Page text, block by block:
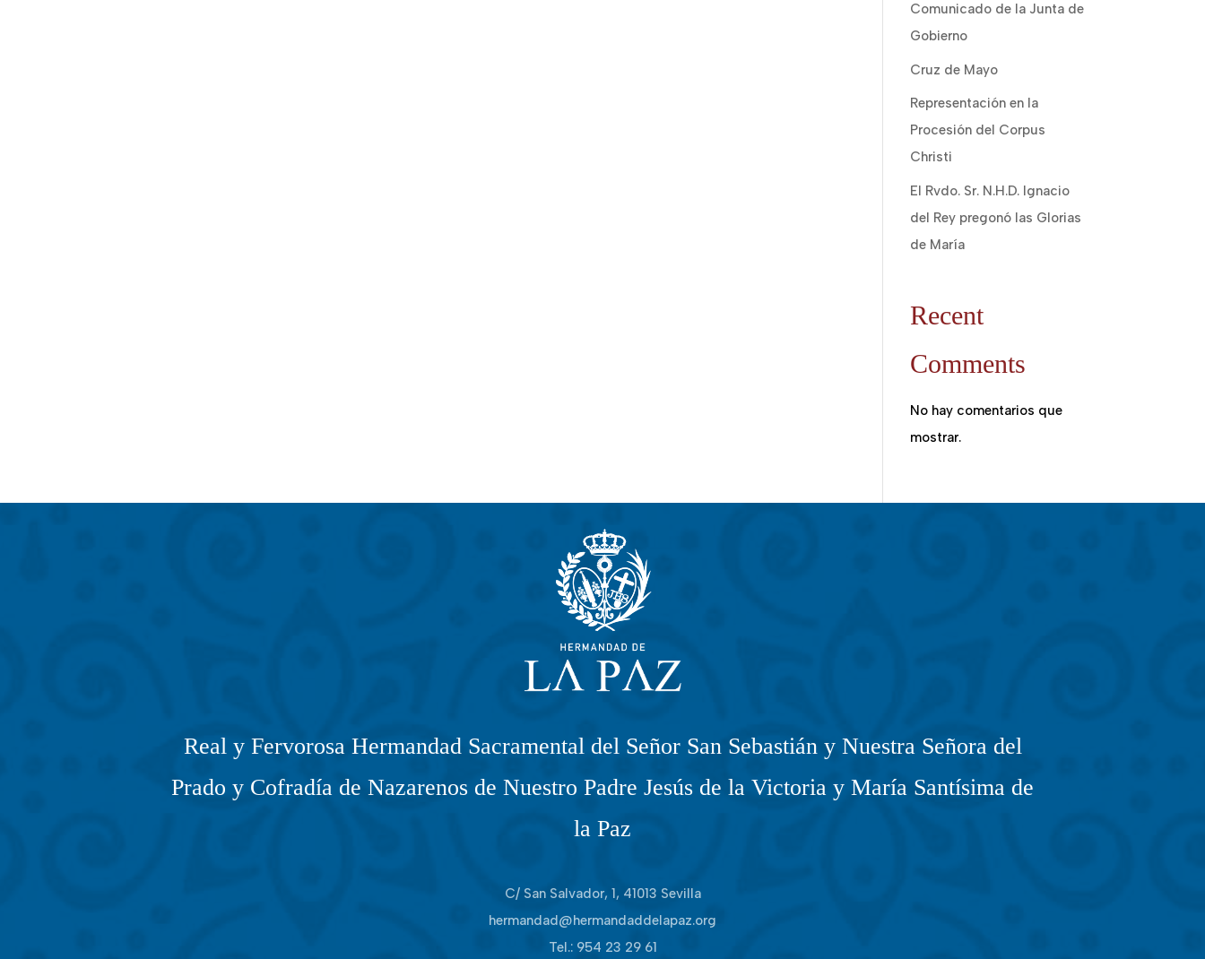
Comunicado de la Junta de
Gobierno
Cruz de Mayo
Representación en la
Procesión del Corpus
Christi
El Rvdo. Sr. N.H.D. Ignacio
del Rey pregonó las Glorias
de María
Recent
Comments
No hay comentarios que
mostrar.
Real y Fervorosa Hermandad Sacramental del Señor San Sebastián y Nuestra Señora del
Prado y Cofradía de Nazarenos de Nuestro Padre Jesús de la Victoria y María Santísima de
la Paz
C/ San Salvador, 1, 41013 Sevilla
hermandad@hermandaddelapaz.org
Tel.: 954 23 29 61